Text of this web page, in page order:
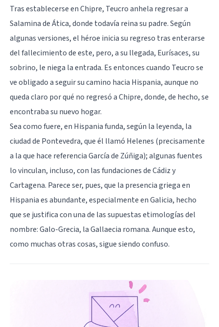
Tras establecerse en Chipre, Teucro anhela regresar a
Salamina de Ática, donde todavía reina su padre. Según
algunas versiones, el héroe inicia su regreso tras enterarse
del fallecimiento de este, pero, a su llegada, Eurísaces, su
sobrino, le niega la entrada. Es entonces cuando Teucro se
ve obligado a seguir su camino hacia Hispania, aunque no
queda claro por qué no regresó a Chipre, donde, de hecho, se
encontraba su nuevo hogar.
Sea como fuere, en Hispania funda, según la leyenda, la
ciudad de Pontevedra, que él llamó Helenes (precisamente
a la que hace referencia García de Zúñiga); algunas fuentes
lo vinculan, incluso, con las fundaciones de Cádiz y
Cartagena. Parece ser, pues, que la presencia griega en
Hispania es abundante, especialmente en Galicia, hecho
que se justifica con una de las supuestas etimologías del
nombre: Galo-Grecia, la Gallaecia romana. Aunque esto,
como muchas otras cosas, sigue siendo confuso.